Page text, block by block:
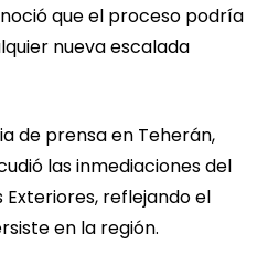
que el proceso podría
nueva escalada
de prensa en Teherán,
las inmediaciones del
Exteriores, reflejando el
en la región.